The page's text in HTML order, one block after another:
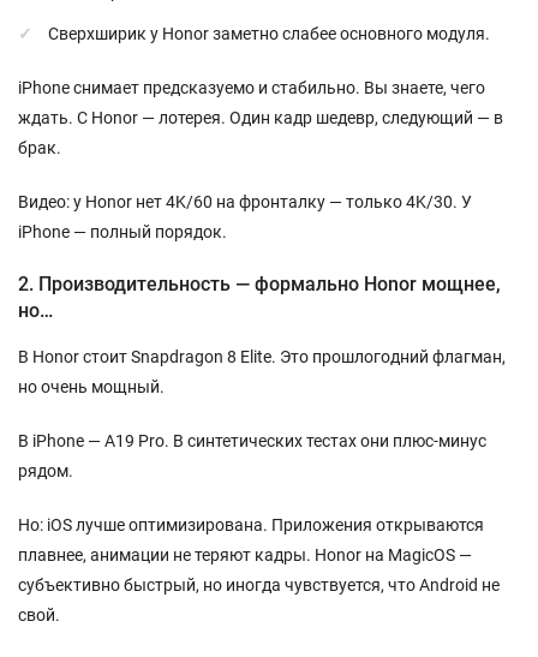
Сверхширик у Honor заметно слабее основного модуля.
iPhone снимает предсказуемо и стабильно. Вы знаете, чего
ждать. С Honor — лотерея. Один кадр шедевр, следующий — в
брак.
Видео: у Honor нет 4K/60 на фронталку — только 4K/30. У
iPhone — полный порядок.
2. Производительность — формально Honor мощнее,
но…
В Honor стоит Snapdragon 8 Elite. Это прошлогодний флагман,
но очень мощный.
В iPhone — A19 Pro. В синтетических тестах они плюс-минус
рядом.
Но: iOS лучше оптимизирована. Приложения открываются
плавнее, анимации не теряют кадры. Honor на MagicOS —
субъективно быстрый, но иногда чувствуется, что Android не
свой.